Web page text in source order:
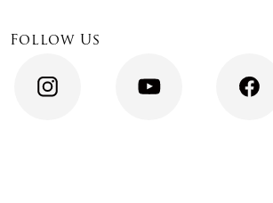
ビFollow Us